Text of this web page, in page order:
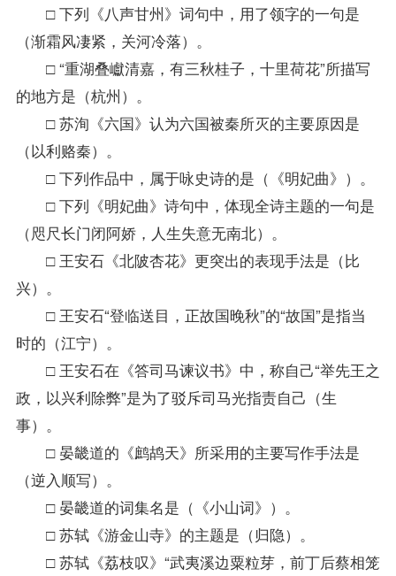
□ 下列《八声甘州》词句中，用了领字的一句是
（渐霜风凄紧，关河冷落）。
□ “重湖叠巘清嘉，有三秋桂子，十里荷花”所描写
的地方是（杭州）。
□ 苏洵《六国》认为六国被秦所灭的主要原因是
（以利赂秦）。
□ 下列作品中，属于咏史诗的是（《明妃曲》）。
□ 下列《明妃曲》诗句中，体现全诗主题的一句是
（咫尺长门闭阿娇，人生失意无南北）。
□ 王安石《北陂杏花》更突出的表现手法是（比
兴）。
□ 王安石“登临送目，正故国晚秋”的“故国”是指当
时的（江宁）。
□ 王安石在《答司马谏议书》中，称自己“举先王之
政，以兴利除弊”是为了驳斥司马光指责自己（生
事）。
□ 晏畿道的《鹧鸪天》所采用的主要写作手法是
（逆入顺写）。
□ 晏畿道的词集名是（《小山词》）。
□ 苏轼《游金山寺》的主题是（归隐）。
□ 苏轼《荔枝叹》“武夷溪边粟粒芽，前丁后蔡相笼